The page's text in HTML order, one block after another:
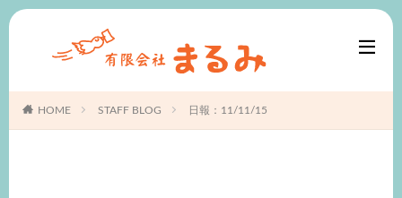
HOME STAFF BLOG 日報：11/11/15